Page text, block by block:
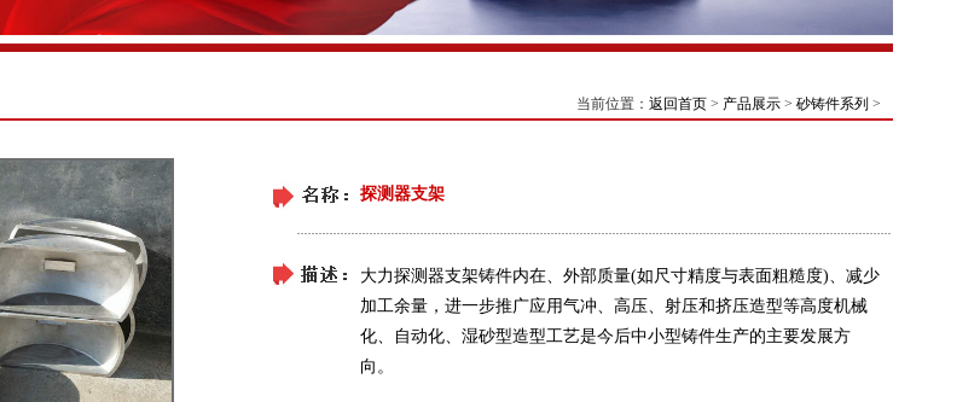
当前位置： 返回首页 > 产品展示 > 砂铸件系列 >
探测器支架
大力探测器支架铸件内在、外部质量(如尺寸精度与表面粗糙度)、减少
加工余量，进一步推广应用气冲、高压、射压和挤压造型等高度机械
化、自动化、湿砂型造型工艺是今后中小型铸件生产的主要发展方
向。